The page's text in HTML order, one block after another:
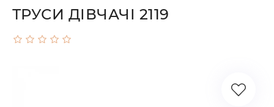
ТРУСИ ДІВЧАЧІ 2119